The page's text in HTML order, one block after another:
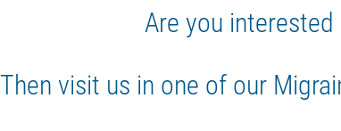
Are you
Then visit us in one of our